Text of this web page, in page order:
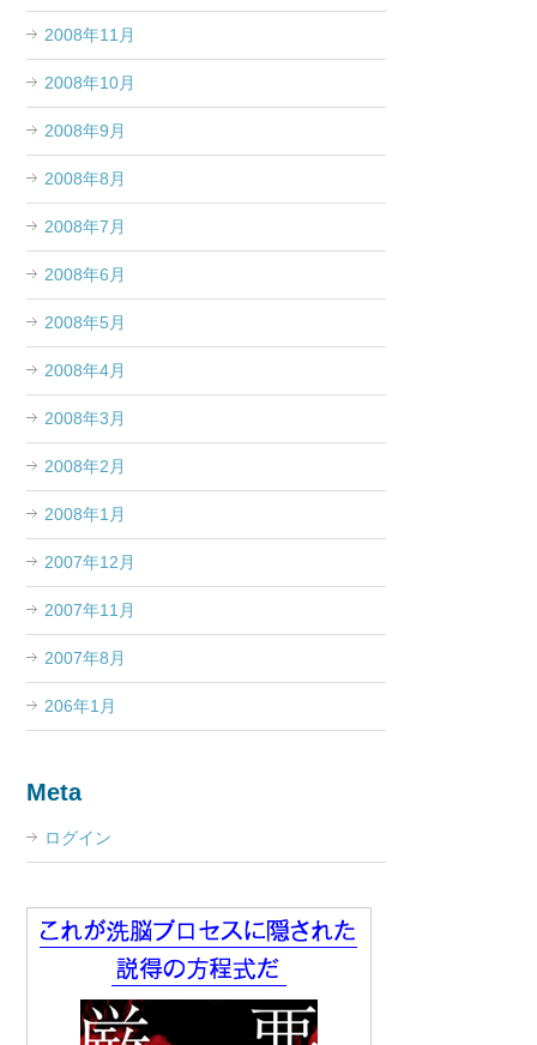
2008年11月
2008年10月
2008年9月
2008年8月
2008年7月
2008年6月
2008年5月
2008年4月
2008年3月
2008年2月
2008年1月
2007年12月
2007年11月
2007年8月
206年1月
Meta
ログイン